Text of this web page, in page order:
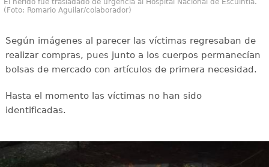
El herido fue trasladado de urgencia al Hospital Nacional de Escuintla.
(Foto: Romario Aguilar/colaborador)
Según imágenes al parecer las víctimas regresaban de
realizar compras, pues junto a los cuerpos permanecían
bolsas de mercado con artículos de primera necesidad.
Hasta el momento las víctimas no han sido
identificadas.